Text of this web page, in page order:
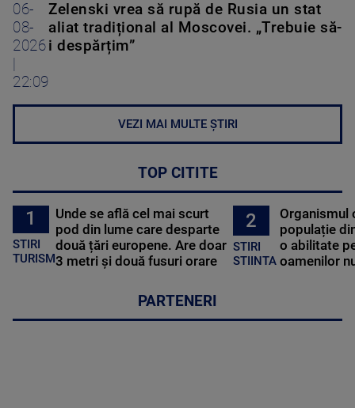
06-
08-
2026
22:09
Zelenski vrea să rupă de Rusia un stat
aliat tradițional al Moscovei. „Trebuie să-
i despărțim”
VEZI MAI MULTE ȘTIRI
TOP CITITE
1
STIRI
TURISM
Unde se află cel mai scurt
pod din lume care desparte
două țări europene. Are doar
3 metri și două fusuri orare
2
STIRI
STIINTA
Organismul
populație
o abilitate
oamenilor
PARTENERI